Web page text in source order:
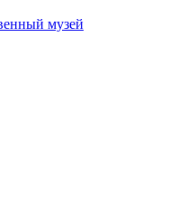
музей